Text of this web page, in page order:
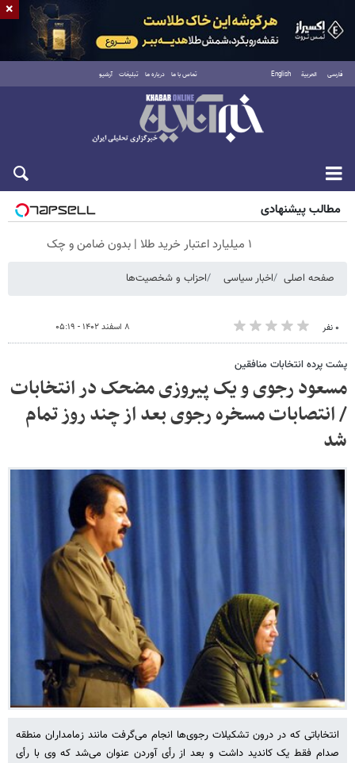
فارسی العربية English تماس با ما درباره ما تبلیغات آرشیو
شنبه ۱۷ مرداد ۱۴۰۵
مطالب پیشنهادی
۱ میلیارد اعتبار خرید طلا | بدون ضامن و چک
صفحه اصلی اخبار سیاسی احزاب و شخصیت‌ها
۰ نفر ۸ اسفند ۱۴۰۲ - ۰۵:۱۹
پشت پرده انتخابات منافقین
مسعود رجوی و یک پیروزی مضحک در انتخابات
/ انتصابات مسخره رجوی بعد از چند روز تمام
شد
انتخاباتی که در درون تشکیلات رجوی‌ها انجام می‌گرفت مانند زمامداران منطقه
صدام فقط یک کاندید داشت و بعد از رأی آوردن عنوان می‌شد که وی با رأی
×